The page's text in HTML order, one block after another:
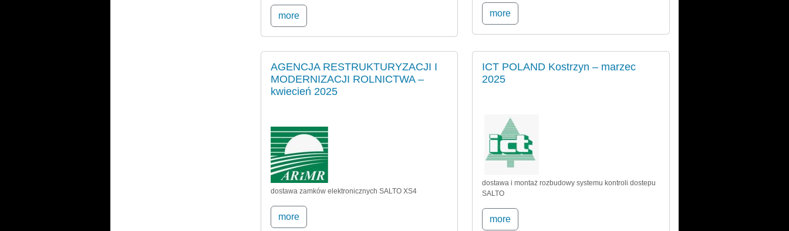
more more
AGENCJA RESTRUKTURYZACJI I
MODERNIZACJI ROLNICTWA –
kwiecień 2025
dostawa zamków elektronicznych SALTO XS4
more
ICT POLAND Kostrzyn – marzec
2025
dostawa i montaż rozbudowy systemu kontroli dostepu
SALTO
more